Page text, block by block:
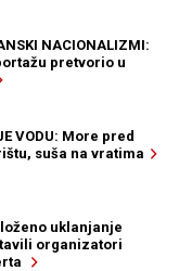
NACIONALIZMI:
pretvorio u
VODU: More pred
suša na vratima
uklanjanje
organizatori